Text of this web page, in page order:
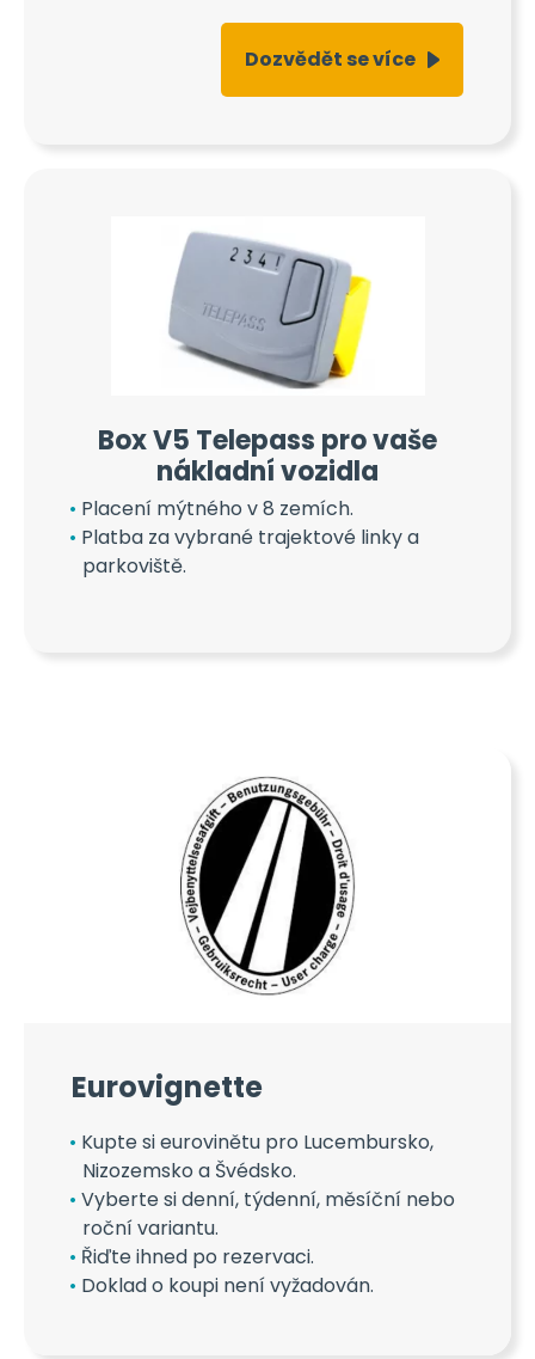
Dozvědět se více
Box V5 Telepass pro vaše
nákladní vozidla
Placení mýtného v 8 zemích.
Platba za vybrané trajektové linky a
parkoviště.
Eurovignette
Kupte si eurovinětu pro Lucembursko,
Nizozemsko a Švédsko.
Vyberte si denní, týdenní, měsíční nebo
roční variantu.
Řiďte ihned po rezervaci.
Doklad o koupi není vyžadován.